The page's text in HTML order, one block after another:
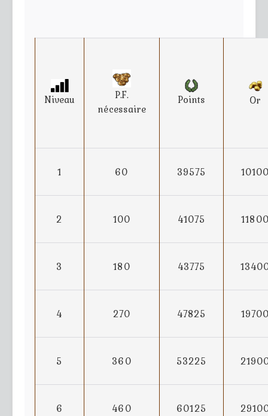
Niveau
P.F.
nécessaire
Points Or
1 60 39575
2 100 41075
3 180 43775
4 270 47825
5 360 53225
6 460 60125